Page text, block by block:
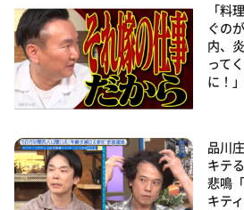
「料
ぐの
内、
って
に！
品川
キテ
悲鳴
キテ